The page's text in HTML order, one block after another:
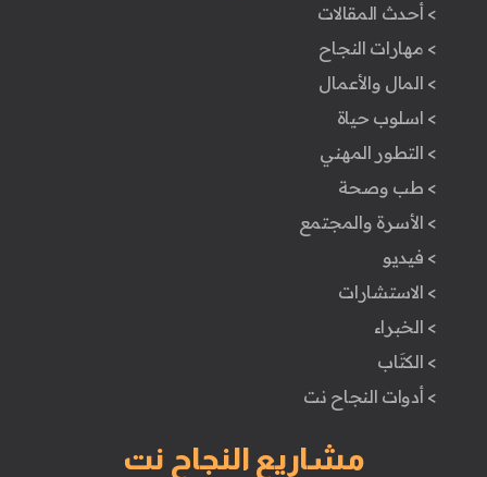
> أحدث المقالات
> مهارات النجاح
> المال والأعمال
> اسلوب حياة
> التطور المهني
> طب وصحة
> الأسرة والمجتمع
> فيديو
> الاستشارات
> الخبراء
> الكتَاب
> أدوات النجاح نت
مشاريع النجاح نت